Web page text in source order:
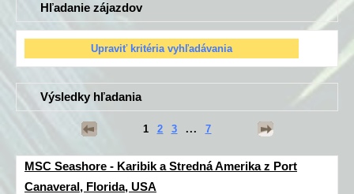
Hľadanie zájazdov
Výsledky hľadania
1 2 3 ... 7
MSC Seashore - Karibik a Stredná Amerika z Port
Canaveral, Florida, USA